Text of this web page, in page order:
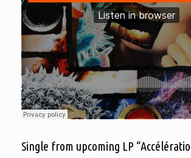
Single from upcoming LP